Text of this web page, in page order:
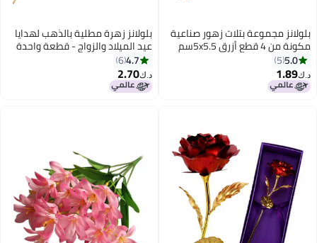
بلولانز مجموعة بتلات زهور صناعية
مكونة من 4 قطع أزرق 5x5.5سم
5.0
5
د.ك‏1.89
بلولانز زهرة مطلية بالذهب لهدايا
عيد الميلاد والزواج - قطعة واحدة
أحمر/ذهبي 25x8x5سم
4.7
6
د.ك‏2.70